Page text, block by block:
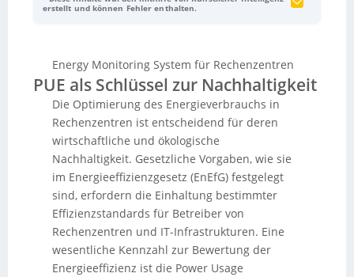
ihren Energieverbrauch effizienter zu gestalten, was
Verhältnis zwischen dem gesamten Energiebedarf und
der tatsächlich für IT genutzten Energie misst. Durch
verschiedene PUE-Kategorien kann die
Messgenauigkeit schrittweise verbessert werden, um
den Energieverbrauch detailliert zu analysieren. Das
System von ETA kombiniert dieHigh-Power-D-Box
dieMonitoring & Reporting Unit, um präzise IT-
Verbrauchsdaten zu erfassen. Dies ermöglicht eine
genaue Optimierung der Energieeffizienz. Vorteile des
Systems sind seine Plug-and-Play-Fähigkeit, flexible
Integration und mögliche Nachrüstungen, wodurch
Rechenzentren zukunftssicher und kosteneffizient
betrieben werden können.
erstellt und können Fehler enthalten.
Energy Monitoring System für Rechenzentren
PUE als Schlüssel zur Nachhaltigkeit
Die Optimierung des Energieverbrauchs in
Rechenzentren ist entscheidend für deren
wirtschaftliche und ökologische
Nachhaltigkeit. Gesetzliche Vorgaben, wie sie
im Energieeffizienzgesetz (EnEfG) festgelegt
sind, erfordern die Einhaltung bestimmter
Effizienzstandards für Betreiber von
Rechenzentren und IT-Infrastrukturen. Eine
wesentliche Kennzahl zur Bewertung der
Energieeffizienz ist die Power Usage